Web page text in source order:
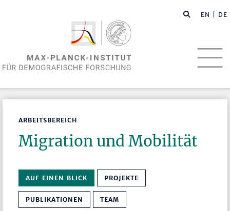
EN | DE
ARBEITSBEREICH
Migration und Mobilität
AUF EINEN BLICK PROJEKTE
PUBLIKATIONEN TEAM